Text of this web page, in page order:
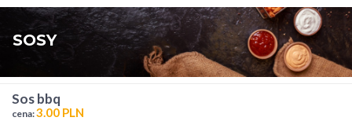
SOSY
sos bbq
cena:3.00 PLN